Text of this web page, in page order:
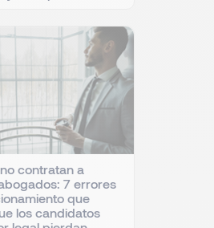
contratan a
7 errores
que
los candidatos